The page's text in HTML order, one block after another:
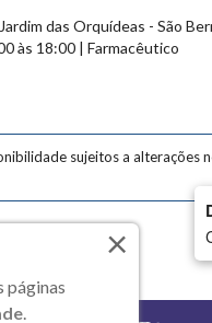
das Orquídeas - São
às 18:00 | Farmacêutico
sujeitos a alterações
páginas
.
×